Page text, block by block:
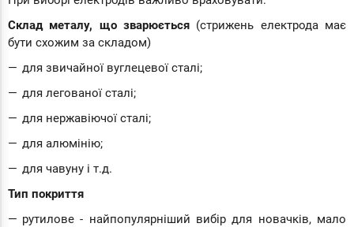
Склад металу, що зварюється (стрижень електрода має
бути схожим за складом)
для звичайної вуглецевої сталі;
для легованої сталі;
для нержавіючої сталі;
для алюмінію;
для чавуну і т.д.
Тип покриття
рутилове - найпопулярніший вибір для новачків, мало